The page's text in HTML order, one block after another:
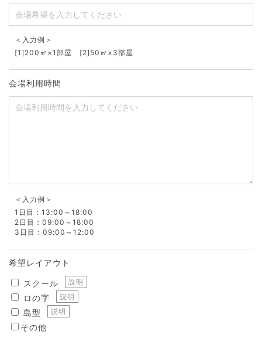
＜入力例＞
[1]200㎡×1部屋 [2]50㎡×3部屋
会場利用時間
＜入力例＞
1日目：13:00～18:00
2日目：09:00～18:00
3日目：09:00～12:00
希望レイアウト
スクール 説明
ロの字 説明
島型 説明
その他